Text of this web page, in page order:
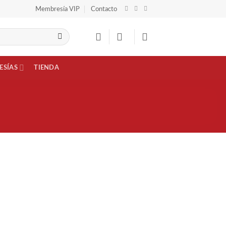
Membresía VIP Contacto
TIENDA